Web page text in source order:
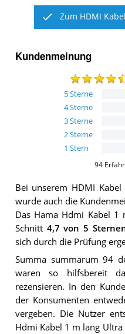
Zum HDMI
Kundenmeinung
5Sterne
4Sterne
3Sterne
2Sterne
1 Stern
94
Bei unserem HDMI
wurde auch die
Das Hama Hdmi Kabel 1
Schnitt 4,7 von 5
sich durch die Prüfung
Summa summarum 94
waren so hilfsbereit
rezensieren. In den
der Konsumenten
vergeben. Die Nutzer
Hdmi Kabel 1 m lang